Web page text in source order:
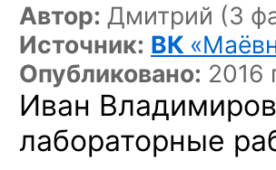
Автор: Дмитрий (3
Источник: ВК
Опубликовано: 2016
Иван
лабораторные